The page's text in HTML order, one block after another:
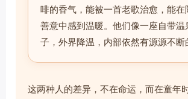
啡的香气，能被一首老歌治愈，能在
善意中感到温暖。他们像一座自带温
子，外界降温，内部依然有源源不断
这两种人的差异，不在命运，而在童年